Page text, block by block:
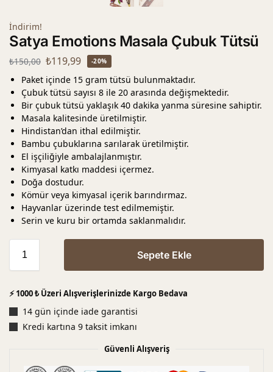
İndirim!
Satya Emotions Masala Çubuk Tütsü
₺150,00 ₺119,99 -20%
Paket içinde 15 gram tütsü bulunmaktadır.
Çubuk tütsü sayısı 8 ile 20 arasında değişmektedir.
Bir çubuk tütsü yaklaşık 40 dakika yanma süresine sahiptir.
Masala kalitesinde üretilmiştir.
Hindistan’dan ithal edilmiştir.
Bambu çubuklarına sarılarak üretilmiştir.
El işçiliğiyle ambalajlanmıştır.
Kimyasal katkı maddesi içermez.
Doğa dostudur.
Kömür veya kimyasal içerik barındırmaz.
Hayvanlar üzerinde test edilmemiştir.
Serin ve kuru bir ortamda saklanmalıdır.
Sepete Ekle
⚡ 1000 ₺ Üzeri Alışverişlerinizde Kargo Bedava
14 gün içinde iade garantisi
Kredi kartına 9 taksit imkanı
Güvenli Alışveriş